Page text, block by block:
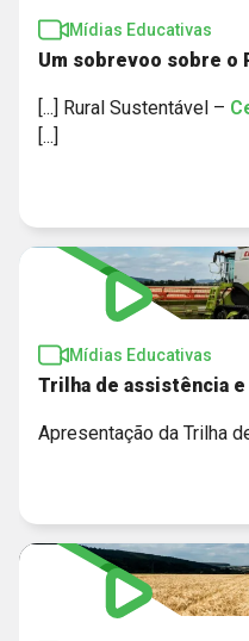
Mídias Educativas
Um sobrevoo sobre o
[...] Rural Sustentável –
[...]
Mídias Educativas
Trilha de assistência e
Apresentação da Trilha